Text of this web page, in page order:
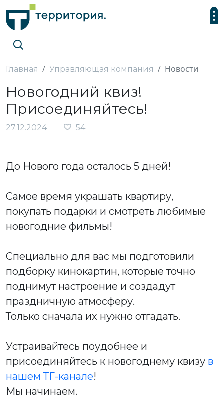
Главная Управляющая компания Новости
Новогодний квиз!
Присоединяйтесь!
27.12.2024 54
До Нового года осталось 5 дней!
Самое время украшать квартиру,
покупать подарки и смотреть любимые
новогодние фильмы!
Специально для вас мы подготовили
подборку кинокартин, которые точно
поднимут настроение и создадут
праздничную атмосферу.
Только сначала их нужно отгадать.
Устраивайтесь поудобнее и
присоединяйтесь к новогоднему квизу в
нашем ТГ-канале!
Мы начинаем.